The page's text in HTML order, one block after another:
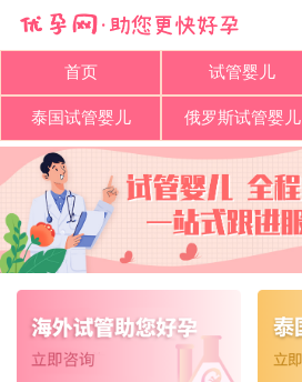
首页 试管婴儿
泰国试管婴儿 俄罗斯试管婴儿